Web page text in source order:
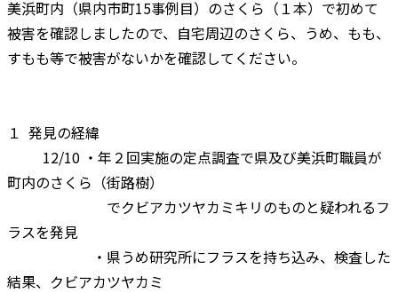
美浜町内（県内市町15事例目）のさくら（１本）で初めて
被害を確認しましたので、自宅周辺のさくら、うめ、もも、
すもも等で被害がないかを確認してください。
１ 発見の経緯
12/10 ・年２回実施の定点調査で県及び美浜町職員が
町内のさくら（街路樹）
でクビアカツヤカミキリのものと疑われるフ
ラスを発見
・県うめ研究所にフラスを持ち込み、検査した
結果、クビアカツヤカミ